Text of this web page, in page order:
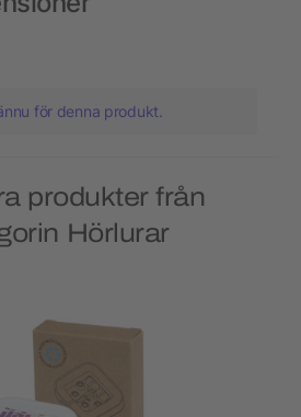
för denna produkt.
produkter från
Hörlurar